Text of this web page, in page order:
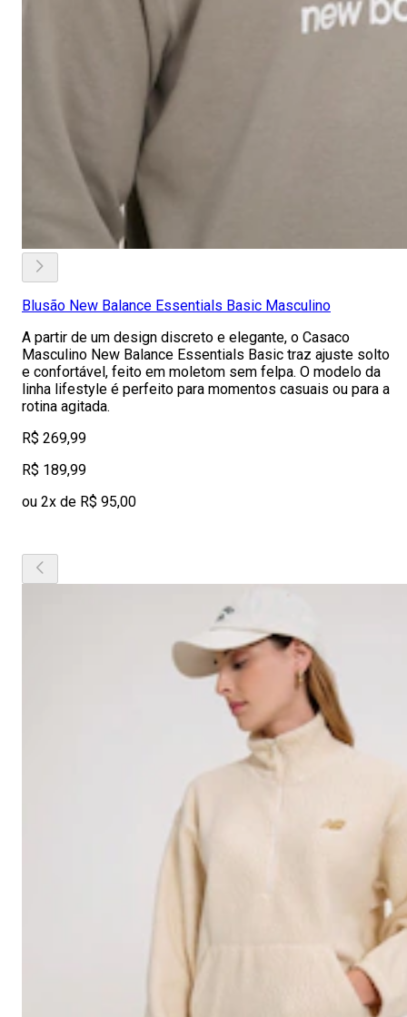
Blusão New Balance Essentials Basic Masculino
A partir de um design discreto e elegante, o Casaco
Masculino New Balance Essentials Basic traz ajuste solto
e confortável, feito em moletom sem felpa. O modelo da
linha lifestyle é perfeito para momentos casuais ou para a
rotina agitada.
R$ 269,99
R$ 189,99
ou 2x de R$ 95,00